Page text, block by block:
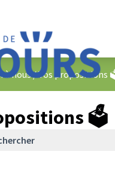
à nous/Vos propositions
🗳️